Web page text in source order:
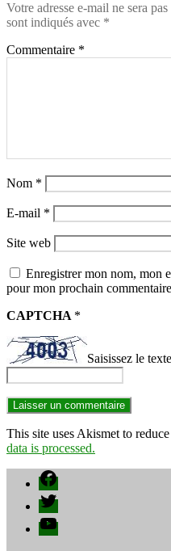
Votre adresse e-mail ne sera
sont indiqués avec *
Commentaire *
Nom *
E-mail *
Site web
Enregistrer mon nom, mon
pour mon prochain
CAPTCHA *
Saisissez le
This site uses Akismet to reduce
data is processed.
Facebook
Twitter
YouTube